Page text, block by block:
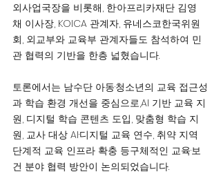
외사업국장을 비롯해, 한·아프리카재단 김영
채 이사장, KOICA 관계자, 유네스코한국위원
회, 외교부와 교육부 관계자들도 참석하여 민
관 협력의 기반을 한층 넓혔습니다.
토론에서는 남수단 아동·청소년의 교육 접근성
과 학습 환경 개선을 중심으로,AI 기반 교육 지
원, 디지털 학습 콘텐츠 도입, 맞춤형 학습 지
원, 교사 대상 AI·디지털 교육 연수, 취약 지역
단계적 교육 인프라 확충 등구체적인 교육·보
건 분야 협력 방안이 논의되었습니다.